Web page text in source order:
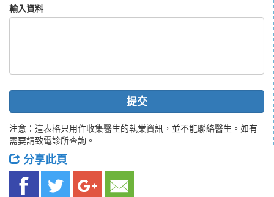
輸入資料
提交
注意：這表格只用作收集醫生的執業資訊，並不能聯絡醫生。如有
需要請致電診所查詢。
分享此頁